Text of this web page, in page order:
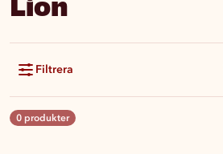
Filtrera
0 produkter